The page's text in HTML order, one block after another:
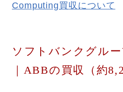
Computing買収について
ソフトバンクグル
｜ABBの買収（約